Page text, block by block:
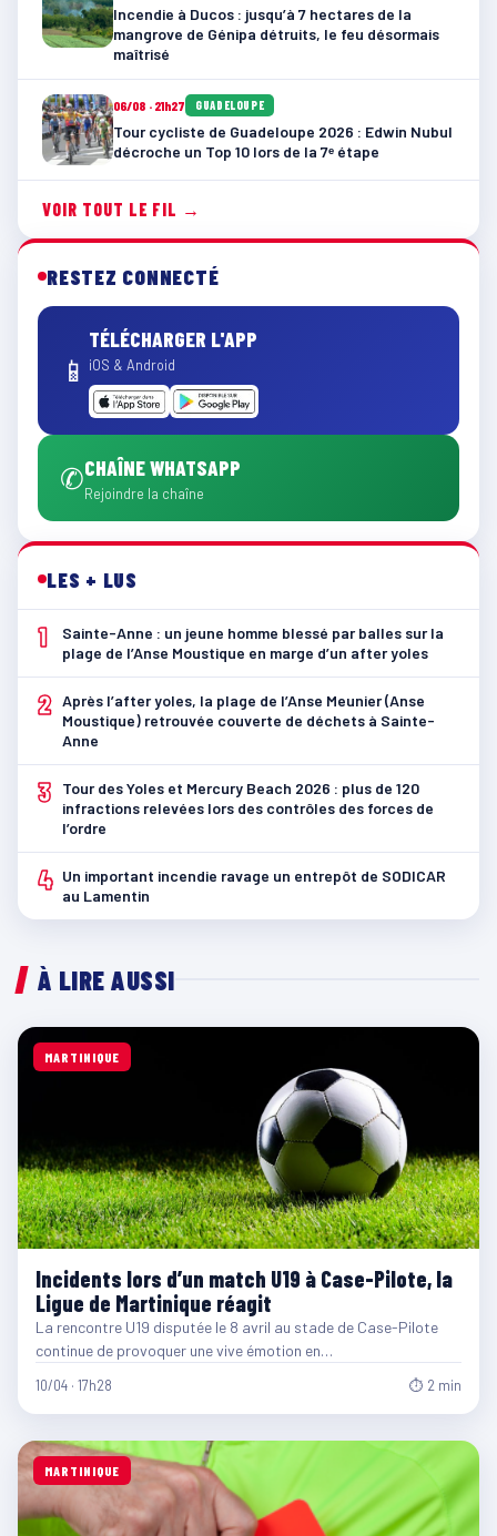
Incendie à Ducos : jusqu’à 7 hectares de la
mangrove de Génipa détruits, le feu désormais
maîtrisé
06/08 · 21h27 GUADELOUPE
Tour cycliste de Guadeloupe 2026 : Edwin Nubul
décroche un Top 10 lors de la 7ᵉ étape
VOIR TOUT LE FIL →
RESTEZ CONNECTÉ
📱
TÉLÉCHARGER L'APP
iOS & Android
✆CHAÎNE WHATSAPP
Rejoindre la chaîne
LES + LUS
1
Sainte-Anne : un jeune homme blessé par balles sur la
plage de l’Anse Moustique en marge d’un after yoles
2 Après l’after yoles, la plage de l’Anse Meunier (Anse
Moustique) retrouvée couverte de déchets à Sainte-
Anne
3
Tour des Yoles et Mercury Beach 2026 : plus de 120
infractions relevées lors des contrôles des forces de
l’ordre
4 Un important incendie ravage un entrepôt de SODICAR
au Lamentin
À LIRE AUSSI
MARTINIQUE
Incidents lors d’un match U19 à Case-Pilote, la
Ligue de Martinique réagit
La rencontre U19 disputée le 8 avril au stade de Case-Pilote
continue de provoquer une vive émotion en…
10/04 · 17h28 ⏱ 2 min
MARTINIQUE